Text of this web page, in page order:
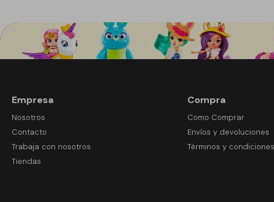
Empresa
Nosotros
Contacto
Trabaja con nosotros
Tiendas
Compra
Como Comprar
Envíos y devoluciones
Términos y condiciones